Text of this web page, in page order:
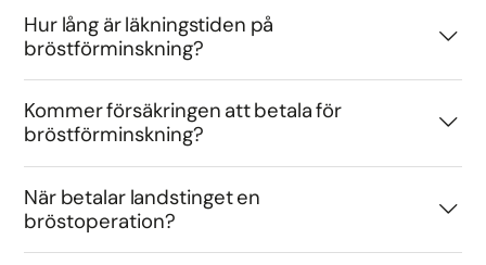
Hur lång är läkningstiden på
bröstförminskning?
Kommer försäkringen att betala för
bröstförminskning?
När betalar landstinget en
bröstoperation?